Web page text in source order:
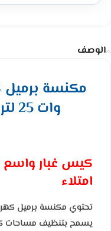
الوصف
وات 25 لتر – أحمر VD-220G
امتلاء
يسمح بتنظيف مساحات